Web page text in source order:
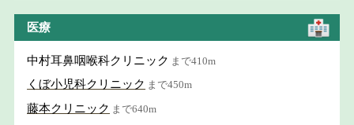
医療
中村耳鼻咽喉科クリニック まで410m
くぼ小児科クリニック まで450m
藤本クリニック まで640m